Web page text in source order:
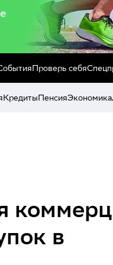
Проверь себя
КредитыПенсияЭкономика
в